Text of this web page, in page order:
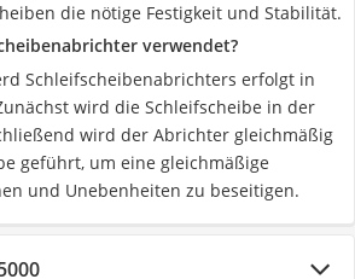
die nötige Festigkeit und Stabilität.
verwendet?
Schleifscheibenabrichters erfolgt in
wird die Schleifscheibe in der
wird der Abrichter gleichmäßig
geführt, um eine gleichmäßige
und Unebenheiten zu beseitigen.